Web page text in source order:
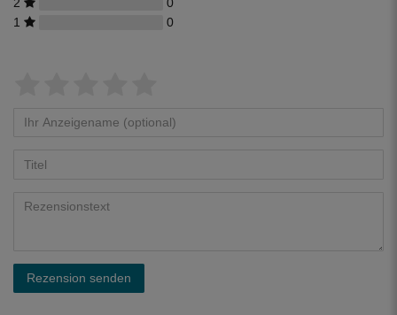
2
0
1
0
Rezension senden